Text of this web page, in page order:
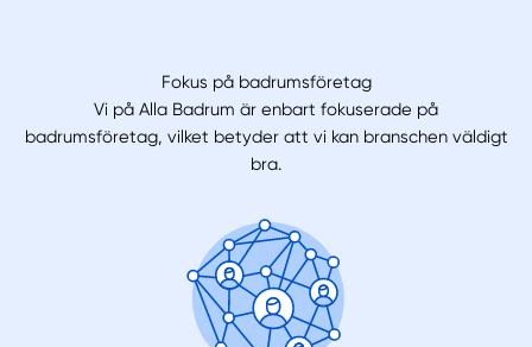
Fokus på badrumsföretag
Vi på Alla Badrum är enbart fokuserade på
badrumsföretag, vilket betyder att vi kan branschen väldigt
bra.